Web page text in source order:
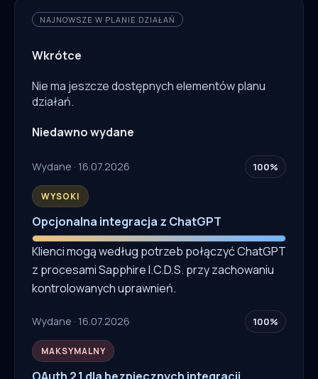
NAJNOWSZE W PLANIE DZIAŁAŃ
Wkrótce
Nie ma jeszcze dostępnych elementów planu
działań.
Niedawno wydane
Wydane · 16.07.2026 100%
WYSOKI
Opcjonalna integracja z ChatGPT
Klienci mogą według potrzeb połączyć ChatGPT
z procesami Sapphire I.C.D.S. przy zachowaniu
kontrolowanych uprawnień.
Wydane · 16.07.2026 100%
MAKSYMALNY